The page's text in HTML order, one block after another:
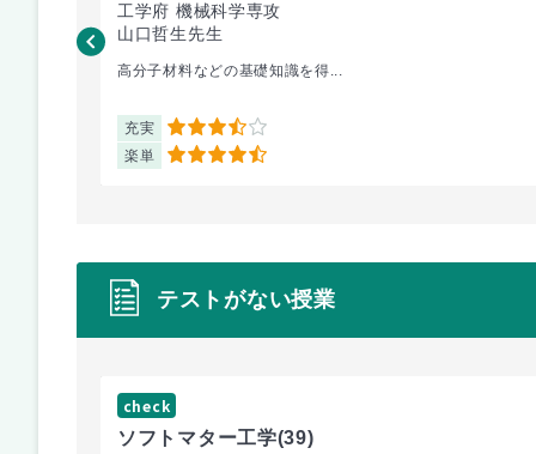
工学府 機械科学専攻
山口哲生先生
高分子材料などの基礎知識を得...
充実 3.5
楽単 4.5
テストがない授業
check
ソフトマター工学(39)